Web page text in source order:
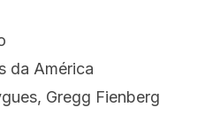
da América
Gregg Fienberg